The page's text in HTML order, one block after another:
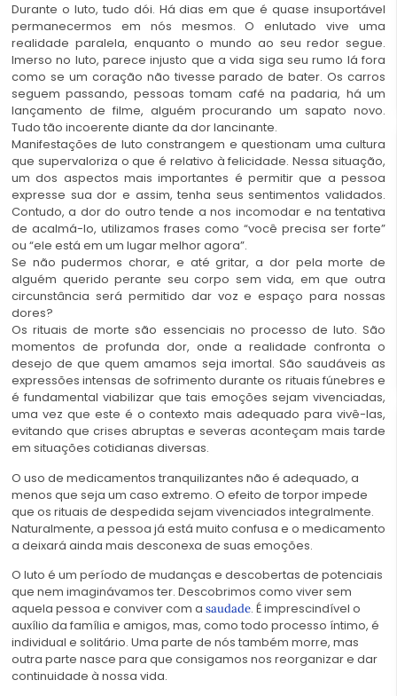
Durante o luto, tudo dói. Há dias em que é quase insuportável
permanecermos em nós mesmos. O enlutado vive uma
realidade paralela, enquanto o mundo ao seu redor segue.
Imerso no luto, parece injusto que a vida siga seu rumo lá fora
como se um coração não tivesse parado de bater. Os carros
seguem passando, pessoas tomam café na padaria, há um
lançamento de filme, alguém procurando um sapato novo.
Tudo tão incoerente diante da dor lancinante.
Manifestações de luto constrangem e questionam uma cultura
que supervaloriza o que é relativo à felicidade. Nessa situação,
um dos aspectos mais importantes é permitir que a pessoa
expresse sua dor e assim, tenha seus sentimentos validados.
Contudo, a dor do outro tende a nos incomodar e na tentativa
de acalmá-lo, utilizamos frases como “você precisa ser forte”
ou “ele está em um lugar melhor agora”.
Se não pudermos chorar, e até gritar, a dor pela morte de
alguém querido perante seu corpo sem vida, em que outra
circunstância será permitido dar voz e espaço para nossas
dores?
Os rituais de morte são essenciais no processo de luto. São
momentos de profunda dor, onde a realidade confronta o
desejo de que quem amamos seja imortal. São saudáveis as
expressões intensas de sofrimento durante os rituais fúnebres e
é fundamental viabilizar que tais emoções sejam vivenciadas,
uma vez que este é o contexto mais adequado para vivê-las,
evitando que crises abruptas e severas aconteçam mais tarde
em situações cotidianas diversas.
O uso de medicamentos tranquilizantes não é adequado, a
menos que seja um caso extremo. O efeito de torpor impede
que os rituais de despedida sejam vivenciados integralmente.
Naturalmente, a pessoa já está muito confusa e o medicamento
a deixará ainda mais desconexa de suas emoções.
O luto é um período de mudanças e descobertas de potenciais
que nem imaginávamos ter. Descobrimos como viver sem
aquela pessoa e conviver com a saudade. É imprescindível o
auxílio da família e amigos, mas, como todo processo íntimo, é
individual e solitário. Uma parte de nós também morre, mas
outra parte nasce para que consigamos nos reorganizar e dar
continuidade à nossa vida.